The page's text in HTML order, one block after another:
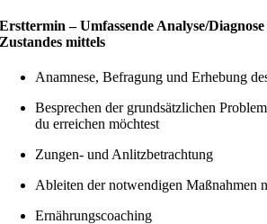
Ersttermin – Umfassende Analyse/
Zustandes mittels
Anamnese, Befragung und Erhebung
Besprechen der grundsätzlichen
du erreichen möchtest
Zungen- und Anlitzbetrachtung
Ableiten der notwendigen Maßnahmen
Ernährungscoaching